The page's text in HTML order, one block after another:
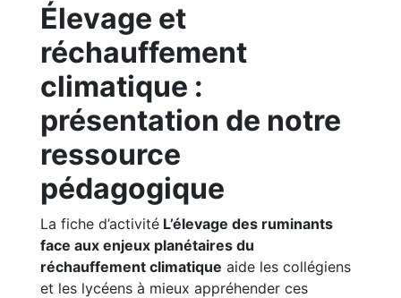
Élevage et
réchauffement
climatique :
présentation de notre
ressource
pédagogique
La fiche d’activité L’élevage des ruminants
face aux enjeux planétaires du
réchauffement climatique aide les collégiens
et les lycéens à mieux appréhender ces